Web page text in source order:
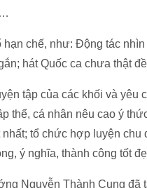
chế, như: Động tác
hát Quốc ca chưa thật
tập của các khối và yêu
thể, cá nhân nêu cao ý
tổ chức hợp luyện chu
ý nghĩa, thành công tốt
Nguyễn Thành Cung đã